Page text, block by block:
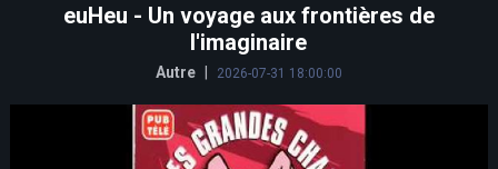
euHeu - Un voyage aux frontières de
l'imaginaire
Autre 2026-07-31 18:00:00